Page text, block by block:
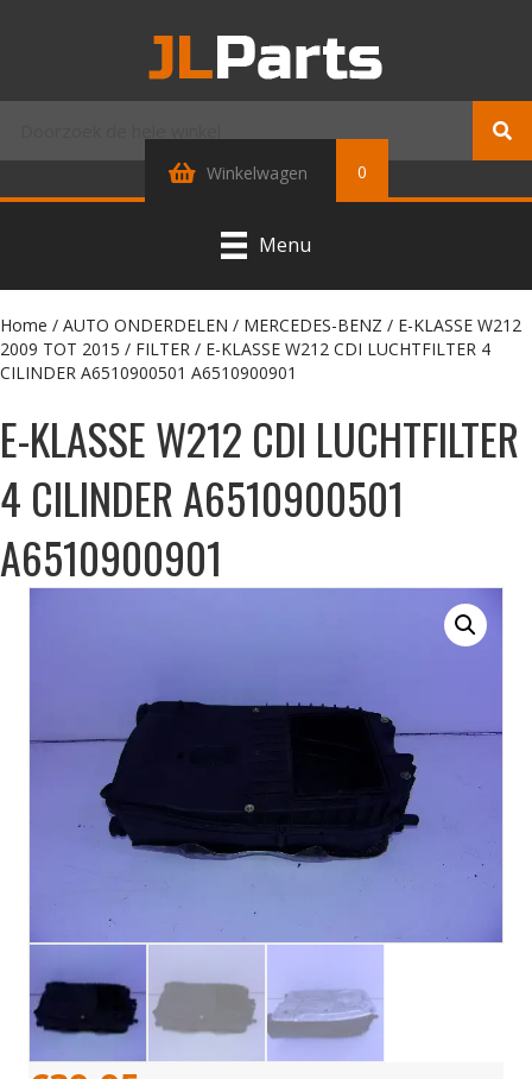
Winkelwagen 0
Menu
Home / AUTO ONDERDELEN / MERCEDES-BENZ / E-KLASSE W212
2009 TOT 2015 / FILTER / E-KLASSE W212 CDI LUCHTFILTER 4
CILINDER A6510900501 A6510900901
E-KLASSE W212 CDI LUCHTFILTER
4 CILINDER A6510900501
A6510900901